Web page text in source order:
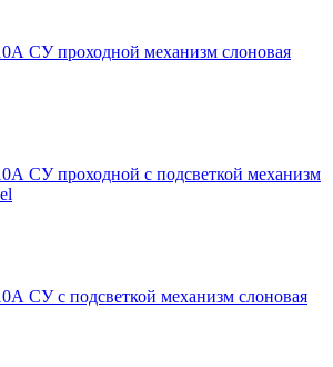
СУ проходной механизм слоновая
СУ проходной с подсветкой механизм
СУ с подсветкой механизм слоновая